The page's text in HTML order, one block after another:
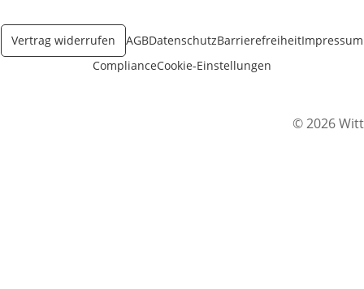
Vertrag widerrufen AGBDatenschutzBarrierefreiheitImpressum
ComplianceCookie-Einstellungen
© 2026 Witt